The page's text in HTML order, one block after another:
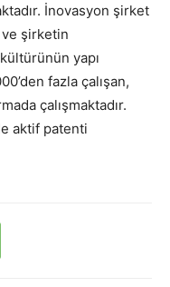
İnovasyon şirket
şirketin
yapı
fazla çalışan,
çalışmaktadır.
aktif patenti